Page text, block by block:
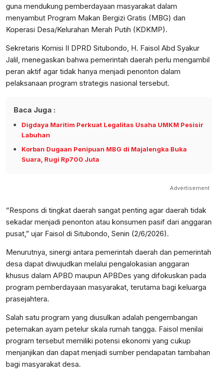
guna mendukung pemberdayaan masyarakat dalam
menyambut Program Makan Bergizi Gratis (MBG) dan
Koperasi Desa/Kelurahan Merah Putih (KDKMP).
Sekretaris Komisi II DPRD Situbondo, H. Faisol Abd Syakur
Jalil, menegaskan bahwa pemerintah daerah perlu mengambil
peran aktif agar tidak hanya menjadi penonton dalam
pelaksanaan program strategis nasional tersebut.
Baca Juga :
Digdaya Maritim Perkuat Legalitas Usaha UMKM Pesisir
Labuhan
Korban Dugaan Penipuan MBG di Majalengka Buka
Suara, Rugi Rp700 Juta
Advertisement
“Respons di tingkat daerah sangat penting agar daerah tidak
sekadar menjadi penonton atau konsumen pasif dari anggaran
pusat,” ujar Faisol di Situbondo, Senin (2/6/2026).
Menurutnya, sinergi antara pemerintah daerah dan pemerintah
desa dapat diwujudkan melalui pengalokasian anggaran
khusus dalam APBD maupun APBDes yang difokuskan pada
program pemberdayaan masyarakat, terutama bagi keluarga
prasejahtera.
Salah satu program yang diusulkan adalah pengembangan
peternakan ayam petelur skala rumah tangga. Faisol menilai
program tersebut memiliki potensi ekonomi yang cukup
menjanjikan dan dapat menjadi sumber pendapatan tambahan
bagi masyarakat desa.